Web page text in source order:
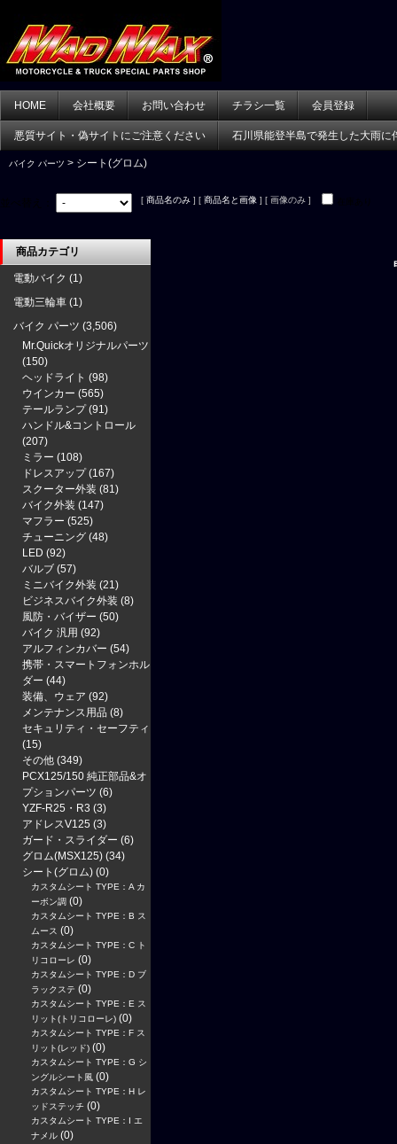
HOME 会社概要 お問い合わせ チラシ一覧 会員登録
悪質サイト・偽サイトにご注意ください 石川県能登半島で発生した大雨に
バイク パーツ > シート(グロム)
[ 商品名のみ ] [ 商品名と画像 ] [ 画像のみ ]
商品カテゴリ
電動バイク (1)
電動三輪車 (1)
バイク パーツ (3,506)
Mr.Quickオリジナルパーツ
(150)
ヘッドライト (98)
ウインカー (565)
テールランプ (91)
ハンドル&コントロール
(207)
ミラー (108)
ドレスアップ (167)
スクーター外装 (81)
バイク外装 (147)
マフラー (525)
チューニング (48)
LED (92)
バルブ (57)
ミニバイク外装 (21)
ビジネスバイク外装 (8)
風防・バイザー (50)
バイク 汎用 (92)
アルフィンカバー (54)
携帯・スマートフォンホル
ダー (44)
装備、ウェア (92)
メンテナンス用品 (8)
セキュリティ・セーフティ
(15)
その他 (349)
PCX125/150 純正部品&オ
プションパーツ (6)
YZF-R25・R3 (3)
アドレスV125 (3)
ガード・スライダー (6)
グロム(MSX125) (34)
シート(グロム) (0)
カスタムシート TYPE：A カ
ーボン調 (0)
カスタムシート TYPE：B ス
ムース (0)
カスタムシート TYPE：C ト
リコローレ (0)
カスタムシート TYPE：D ブ
ラックステ (0)
カスタムシート TYPE：E ス
リット(トリコローレ) (0)
カスタムシート TYPE：F ス
リット(レッド) (0)
カスタムシート TYPE：G シ
ングルシート風 (0)
カスタムシート TYPE：H レ
ッドステッチ (0)
カスタムシート TYPE：I エ
ナメル (0)